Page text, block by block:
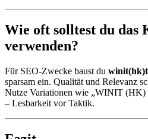
Wie oft solltest du das
verwenden?
Für SEO-Zwecke baust du
sparsam ein. Qualität und Relevanz
Nutze Variationen wie „WINIT
– Lesbarkeit vor Taktik.